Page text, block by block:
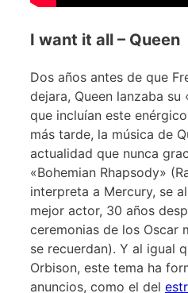
I want it all – Queen
Dos años antes de que
dejara, Queen lanzaba su
que incluían este
más tarde, la música de
actualidad que nunca
«Bohemian Rhapsody»
interpreta a Mercury, se
mejor actor, 30 años
ceremonias de los Oscar
se recuerdan). Y al igual
Orbison, este tema ha
anuncios, como el del